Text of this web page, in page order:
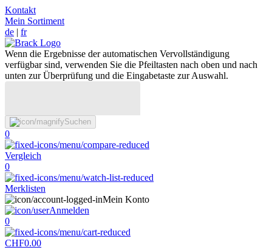
Kontakt
Mein Sortiment
de | fr
Wenn die Ergebnisse der automatischen Vervollständigung
verfügbar sind, verwenden Sie die Pfeiltasten nach oben und nach
unten zur Überprüfung und die Eingabetaste zur Auswahl.
Suchen
0
Vergleich
0
Merklisten
Mein Konto
Anmelden
0
CHF0.00